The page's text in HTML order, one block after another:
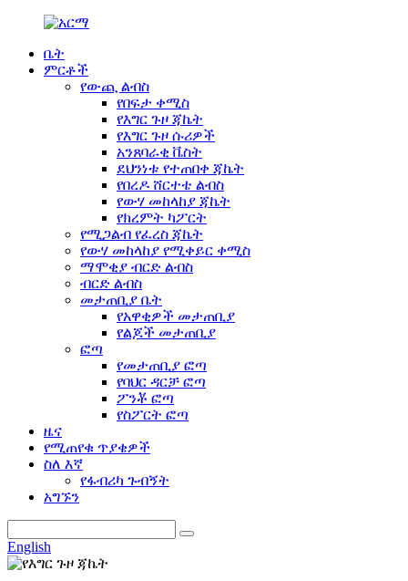
ቤት
ምርቶች
የውጪ ልብስ
የበፍታ ቀሚስ
የእግር ጉዞ ጃኬት
የእግር ጉዞ ሱሪዎች
አንጸባራቂ ቬስት
ደህንነቱ የተጠበቀ ጃኬት
የበረዶ ሸርተቴ ልብስ
የውሃ መከላከያ ጃኬት
የክረምት ካፖርት
የሚጋልብ የፈረስ ጃኬት
የውሃ መከላከያ የሚቀይር ቀሚስ
ማሞቂያ ብርድ ልብስ
ብርድ ልብስ
መታጠቢያ ቤት
የአዋቂዎች መታጠቢያ
የልጆች መታጠቢያ
ፎጣ
የመታጠቢያ ፎጣ
የባህር ዳርቻ ፎጣ
ፖንቾ ፎጣ
የስፖርት ፎጣ
ዜና
የሚጠየቁ ጥያቄዎች
ስለ እኛ
የፋብሪካ ጉብኝት
አግኙን
English